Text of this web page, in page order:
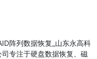
阵列数据恢复_山东永高科
专注于硬盘数据恢复、磁